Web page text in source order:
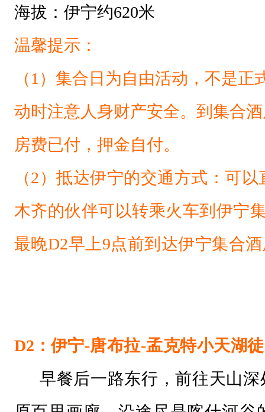
海拔： 伊宁约620米
温馨提示：
（1）集合日为自由活动，不是
动时注意人身财产安全。到集合
房费已付，押金自付。
（2）抵达伊宁的交通方式：可
木齐的伙伴可以转乘火车到伊宁
最晚D2早上9点前到达伊宁集合
D2：伊宁-唐布拉-孟克特小天湖
早餐后一路东行，前往天山